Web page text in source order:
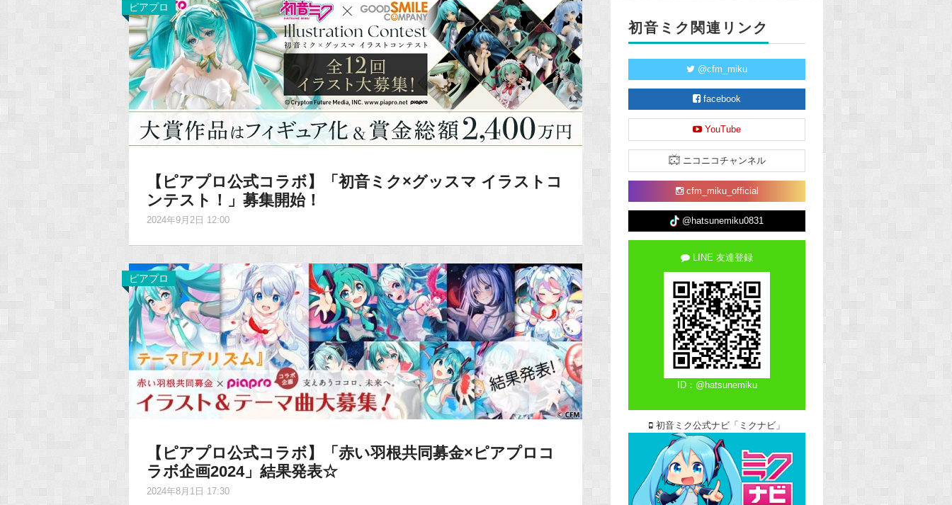
ピアプロ
【ピアプロ公式コラボ】「初音ミク×グッスマ イラストコ
ンテスト！」募集開始！
2024年9月2日 12:00
ピアプロ
【ピアプロ公式コラボ】「赤い羽根共同募金×ピアプロコ
ラボ企画2024」結果発表☆
2024年8月1日 17:30
初音ミク関連リンク
@cfm_miku
facebook
YouTube
ニコニコチャンネル
cfm_miku_official
@hatsunemiku0831
LINE 友達登録
ID：@hatsunemiku
初音ミク公式ナビ「ミクナビ」